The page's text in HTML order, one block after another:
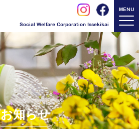
Social Welfare Corporation Issekikai
MENU
お知らせ